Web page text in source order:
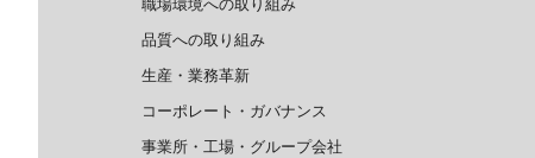
品質への取り組み
生産・業務革新
コーポレート・ガバナンス
事業所・工場・グループ会社